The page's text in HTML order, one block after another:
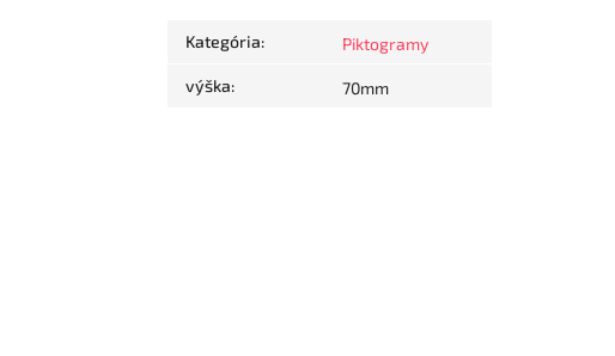
Kategória: Piktogramy
výška: 70mm